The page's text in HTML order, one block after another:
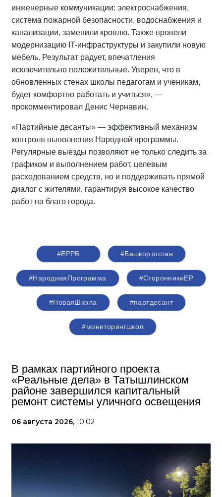
инженерные коммуникации: электроснабжения,
система пожарной безопасности, водоснабжения и
канализации, заменили кровлю. Также провели
модернизацию IT-инфраструктуры и закупили новую
мебель. Результат радует, впечатления
исключительно положительные. Уверен, что в
обновленных стенах школы педагогам и ученикам,
будет комфортно работать и учиться», —
прокомментировал Денис Чернавин.
«Партийные десанты» — эффективный механизм
контроля выполнения Народной программы.
Регулярные выезды позволяют не только следить за
графиком и выполнением работ, целевым
расходованием средств, но и поддерживать прямой
диалог с жителями, гарантируя высокое качество
работ на благо города.
#ЕРРБ #Башкортостан
#НароднаяПрограмма #СторонникиЕР
#НоваяШкола #партдесант
#мониторингшкол
В рамках партийного проекта
«Реальные дела» в Татышлинском
районе завершился капитальный
ремонт системы уличного освещения
06 августа 2026, 10:02